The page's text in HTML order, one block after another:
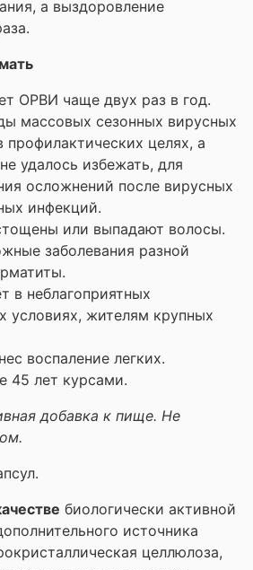
а выздоровление
ОРВИ чаще двух раз в год.
массовых сезонных вирусных
профилактических целях, а
удалось избежать, для
осложнений после вирусных
инфекций.
или выпадают волосы.
заболевания разной
в неблагоприятных
условиях, жителям крупных
воспаление легких.
45 лет курсами.
добавка к пище. Не
биологически активной
источника
целлюлоза,